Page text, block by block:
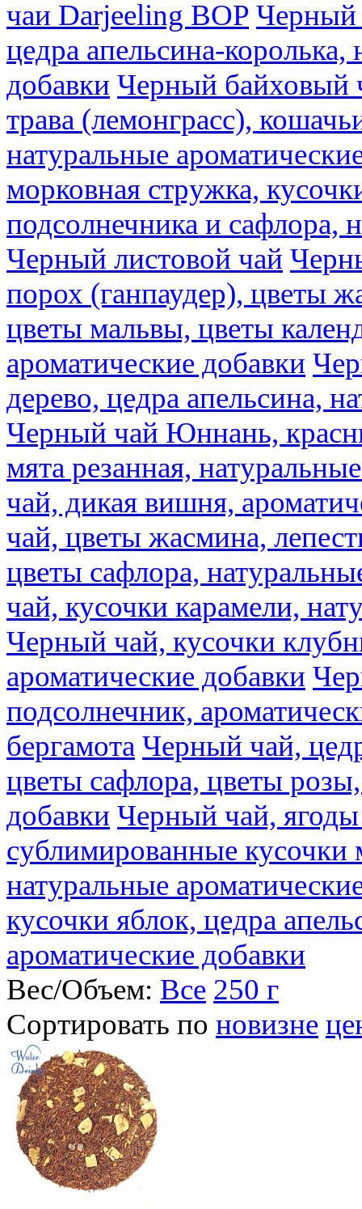
чаи Darjeeling BOP Черный
цедра апельсина-
добавки Черный байховый
трава (лемонграсс),
натуральные
морковная стружка,
подсолнечника и сафлора,
Черный листовой чай
порох (ганпаудер), цветы
цветы мальвы, цветы
ароматические добавки
дерево, цедра апельсина,
Черный чай Юннань,
мята резанная,
чай, дикая вишня,
чай, цветы жасмина,
цветы сафлора,
чай, кусочки карамели,
Черный чай, кусочки
ароматические добавки
подсолнечник,
бергамота Черный чай,
цветы сафлора, цветы
добавки Черный чай,
сублимированные
натуральные
кусочки яблок, цедра
ароматические добавки
Вес/Объем: Все 250 г
Сортировать по новизне